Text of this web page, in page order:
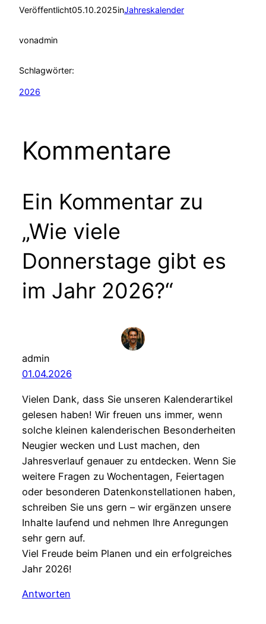
Veröffentlicht05.10.2025inJahreskalender
vonadmin
Schlagwörter:
2026
Kommentare
Ein Kommentar zu
„Wie viele
Donnerstage gibt es
im Jahr 2026?“
admin
01.04.2026
Vielen Dank, dass Sie unseren Kalenderartikel
gelesen haben! Wir freuen uns immer, wenn
solche kleinen kalenderischen Besonderheiten
Neugier wecken und Lust machen, den
Jahresverlauf genauer zu entdecken. Wenn Sie
weitere Fragen zu Wochentagen, Feiertagen
oder besonderen Datenkonstellationen haben,
schreiben Sie uns gern – wir ergänzen unsere
Inhalte laufend und nehmen Ihre Anregungen
sehr gern auf.
Viel Freude beim Planen und ein erfolgreiches
Jahr 2026!
Antworten